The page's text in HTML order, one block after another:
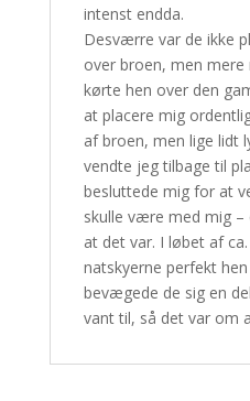
intenst endda.
Desværre var de ikke
over broen, men
kørte hen over den
at placere mig
af broen, men lige lidt
vendte jeg tilbage til
besluttede mig for at
skulle være med mig
at det var. I løbet af
natskyerne perfekt
bevægede de sig en
vant til, så det var om